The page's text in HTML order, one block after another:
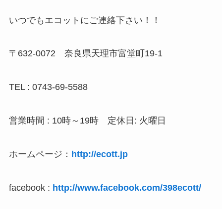
いつでもエコットにご連絡下さい！！
〒632-0072 奈良県天理市富堂町19-1
TEL : 0743-69-5588
営業時間 : 10時～19時 定休日: 火曜日
ホームページ： http://ecott.jp
facebook : http://www.facebook.com/398ecott/